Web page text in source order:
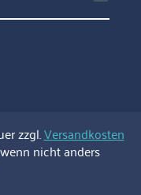
zzgl.Versandkosten
nicht anders